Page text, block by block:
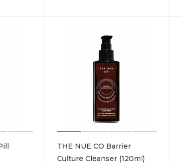
THE NUE CO Barrier
Culture Cleanser (120ml)